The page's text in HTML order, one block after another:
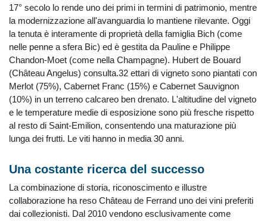
17° secolo lo rende uno dei primi in termini di patrimonio, mentre
la modernizzazione all'avanguardia lo mantiene rilevante. Oggi
la tenuta è interamente di proprietà della famiglia Bich (come
nelle penne a sfera Bic) ed è gestita da Pauline e Philippe
Chandon-Moet (come nella Champagne). Hubert de Bouard
(Château Angelus) consulta.32 ettari di vigneto sono piantati con
Merlot (75%), Cabernet Franc (15%) e Cabernet Sauvignon
(10%) in un terreno calcareo ben drenato. L'altitudine del vigneto
e le temperature medie di esposizione sono più fresche rispetto
al resto di Saint-Emilion, consentendo una maturazione più
lunga dei frutti. Le viti hanno in media 30 anni.
Una costante ricerca del successo
La combinazione di storia, riconoscimento e illustre
collaborazione ha reso Château de Ferrand uno dei vini preferiti
dai collezionisti. Dal 2010 vendono esclusivamente come